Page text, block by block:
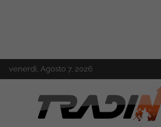
to
venerdì, Agosto 7, 2026